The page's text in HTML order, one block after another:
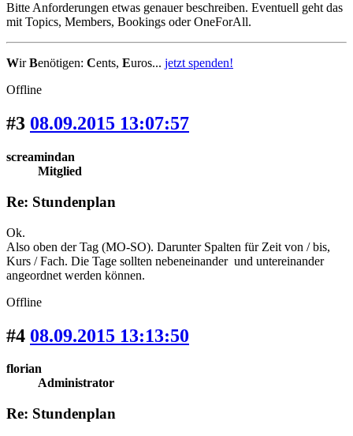
Bitte Anforderungen etwas genauer beschreiben. Eventuell geht das
mit Topics, Members, Bookings oder OneForAll.
WirBenötigen: Cents, Euros... jetzt spenden!
Offline
#3 08.09.2015 13:07:57
screamindan
Mitglied
Re: Stundenplan
Ok.
Also oben der Tag (MO-SO). Darunter Spalten für Zeit von / bis,
Kurs / Fach. Die Tage sollten nebeneinander und untereinander
angeordnet werden können.
Offline
#4 08.09.2015 13:13:50
florian
Administrator
Re: Stundenplan